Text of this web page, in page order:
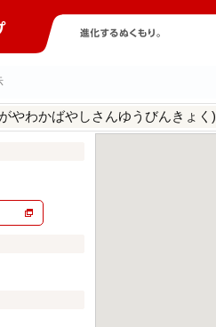
やわかばやしさんゆうびんきょく)